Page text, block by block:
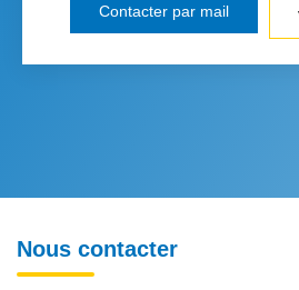
Contacter par mail
Nous contacter